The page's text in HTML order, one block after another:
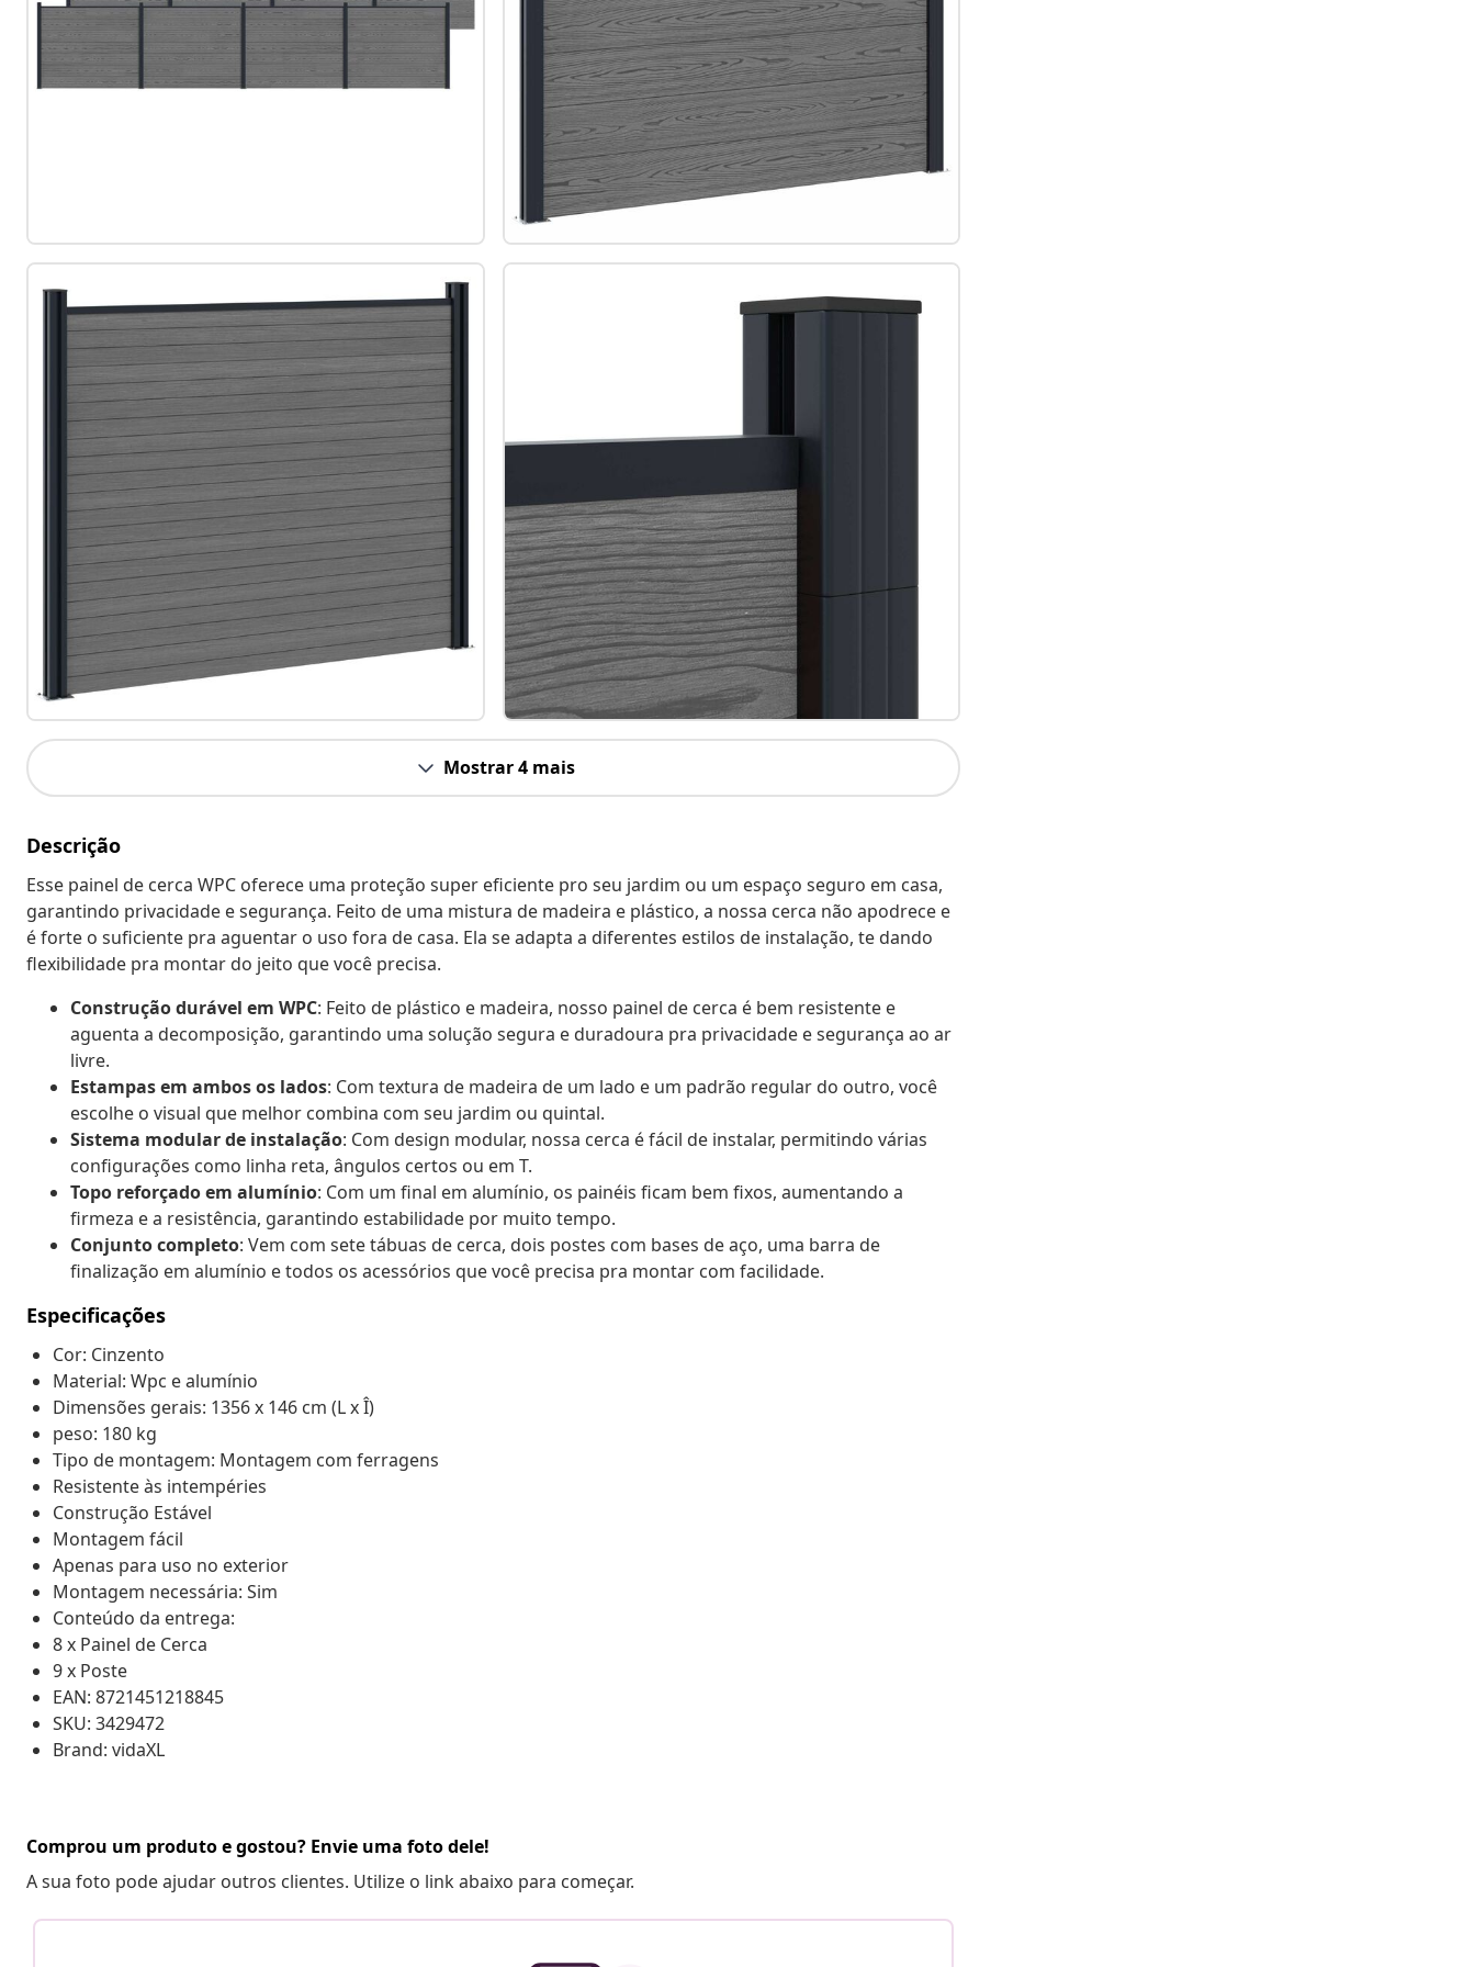
Mostrar 4 mais
Descrição
Esse painel de cerca WPC oferece uma proteção super eficiente pro seu jardim ou um espaço seguro em casa,
garantindo privacidade e segurança. Feito de uma mistura de madeira e plástico, a nossa cerca não apodrece e
é forte o suficiente pra aguentar o uso fora de casa. Ela se adapta a diferentes estilos de instalação, te dando
flexibilidade pra montar do jeito que você precisa.
Construção durável em WPC: Feito de plástico e madeira, nosso painel de cerca é bem resistente e
aguenta a decomposição, garantindo uma solução segura e duradoura pra privacidade e segurança ao ar
livre.
Estampas em ambos os lados: Com textura de madeira de um lado e um padrão regular do outro, você
escolhe o visual que melhor combina com seu jardim ou quintal.
Sistema modular de instalação: Com design modular, nossa cerca é fácil de instalar, permitindo várias
configurações como linha reta, ângulos certos ou em T.
Topo reforçado em alumínio: Com um final em alumínio, os painéis ficam bem fixos, aumentando a
firmeza e a resistência, garantindo estabilidade por muito tempo.
Conjunto completo: Vem com sete tábuas de cerca, dois postes com bases de aço, uma barra de
finalização em alumínio e todos os acessórios que você precisa pra montar com facilidade.
Especificações
Cor: Cinzento
Material: Wpc e alumínio
Dimensões gerais: 1356 x 146 cm (L x Î)
peso: 180 kg
Tipo de montagem: Montagem com ferragens
Resistente às intempéries
Construção Estável
Montagem fácil
Apenas para uso no exterior
Montagem necessária: Sim
Conteúdo da entrega:
8 x Painel de Cerca
9 x Poste
EAN: 8721451218845
SKU: 3429472
Brand: vidaXL
Comprou um produto e gostou? Envie uma foto dele!
A sua foto pode ajudar outros clientes. Utilize o link abaixo para começar.